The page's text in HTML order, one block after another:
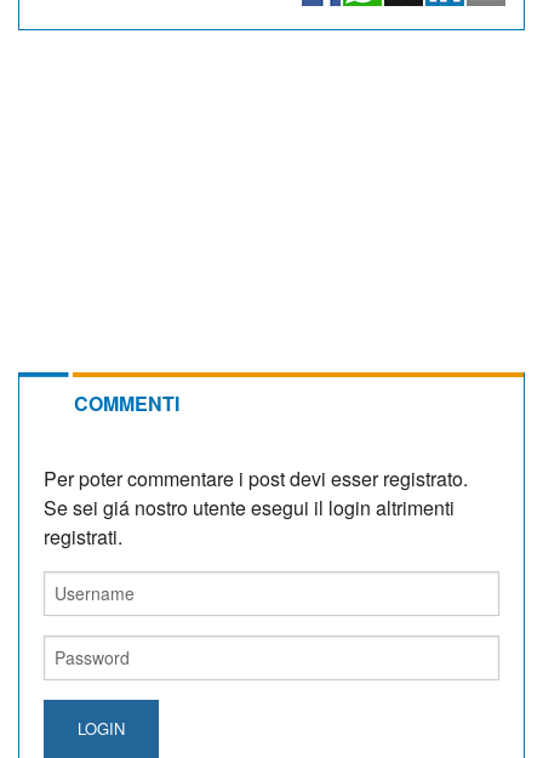
COMMENTI
Per poter commentare i post devi esser registrato.
Se sei giá nostro utente esegui il login altrimenti
registrati.
LOGIN